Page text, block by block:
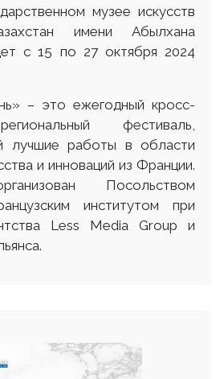
музее искусств
имени Абылхана
с 15 по 27 октября 2024
– это ежегодный кросс-
фестиваль,
лучшие работы в области
и инноваций из Франции.
Посольством
институтом при
Less Media Group и